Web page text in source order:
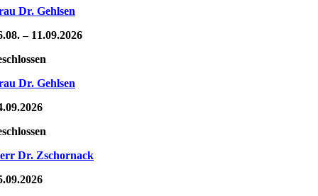
Dr. Gehlsen
– 11.09.2026
Dr. Gehlsen
Dr. Zschornack